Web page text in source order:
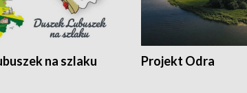
na szlaku Projekt Odra